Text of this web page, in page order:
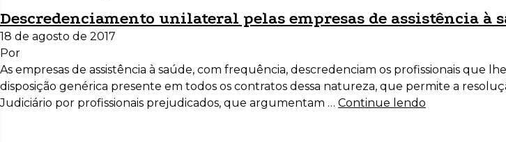
Descredenciamento unilateral pelas empresas de assistência à
18 de agosto de 2017
Por
As empresas de assistência à saúde, com frequência, descredenciam os profissionais que
disposição genérica presente em todos os contratos dessa natureza, que permite a
Judiciário por profissionais prejudicados, que argumentam … Continue lendo